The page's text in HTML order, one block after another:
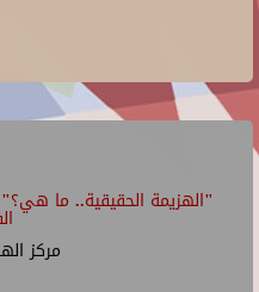
"الهزيمة الحقيقية.. ما هي؟"
مركز